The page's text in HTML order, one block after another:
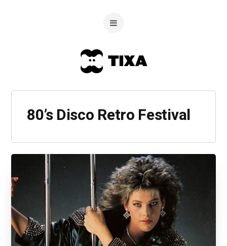
80’s Disco Retro Festival